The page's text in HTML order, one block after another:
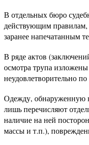
В отдельных бюро
действующим правилам,
заранее напечатанным
В ряде актов
осмотра трупа
неудовлетворительно
Одежду, обнаруженную
лишь перечисляют
наличие на ней
массы и т.п.),